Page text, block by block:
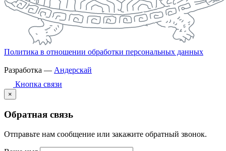
Политика в отношении обработки персональных данных
Разработка — Андерскай
Кнопка связи
×
Обратная связь
Отправьте нам сообщение или закажите обратный звонок.